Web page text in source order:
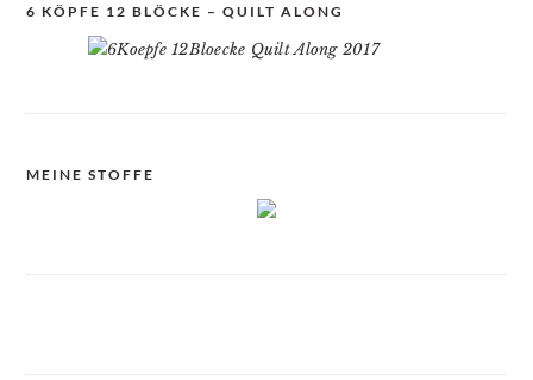
6 KÖPFE 12 BLÖCKE – QUILT ALONG
MEINE STOFFE